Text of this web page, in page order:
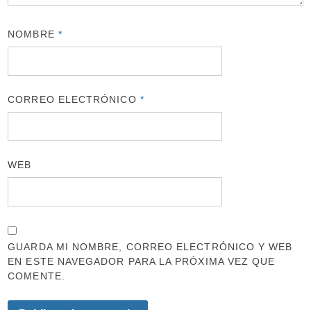
NOMBRE *
CORREO ELECTRÓNICO *
WEB
GUARDA MI NOMBRE, CORREO ELECTRÓNICO Y WEB
EN ESTE NAVEGADOR PARA LA PRÓXIMA VEZ QUE
COMENTE.